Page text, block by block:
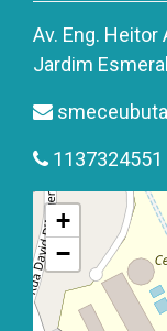
Av. Eng. Heitor
Jardim
1137324551
+
−